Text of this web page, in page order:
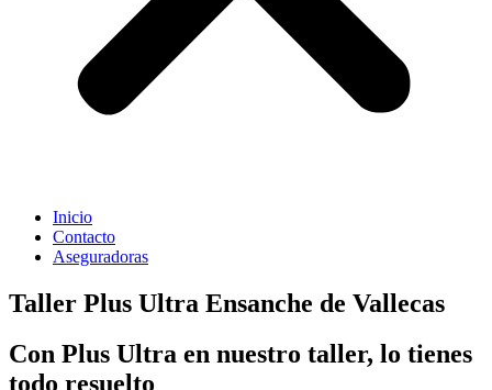
Inicio
Contacto
Aseguradoras
Taller Plus Ultra Ensanche de Vallecas
Con Plus Ultra en nuestro taller, lo tienes
todo resuelto